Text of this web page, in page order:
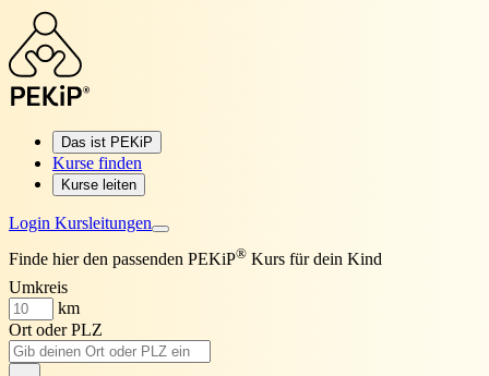
Das ist PEKiP
Kurse finden
Kurse leiten
Login Kursleitungen
Finde hier den passenden PEKiP® Kurs für dein Kind
Umkreis
km
Ort oder PLZ